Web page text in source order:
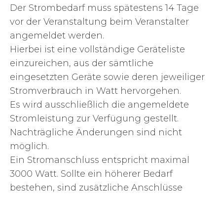
Der Strombedarf muss spätestens 14 Tage
vor der Veranstaltung beim Veranstalter
angemeldet werden.
Hierbei ist eine vollständige Geräteliste
einzureichen, aus der sämtliche
eingesetzten Geräte sowie deren jeweiliger
Stromverbrauch in Watt hervorgehen.
Es wird ausschließlich die angemeldete
Stromleistung zur Verfügung gestellt.
Nachträgliche Änderungen sind nicht
möglich.
Ein Stromanschluss entspricht maximal
3000 Watt. Sollte ein höherer Bedarf
bestehen, sind zusätzliche Anschlüsse